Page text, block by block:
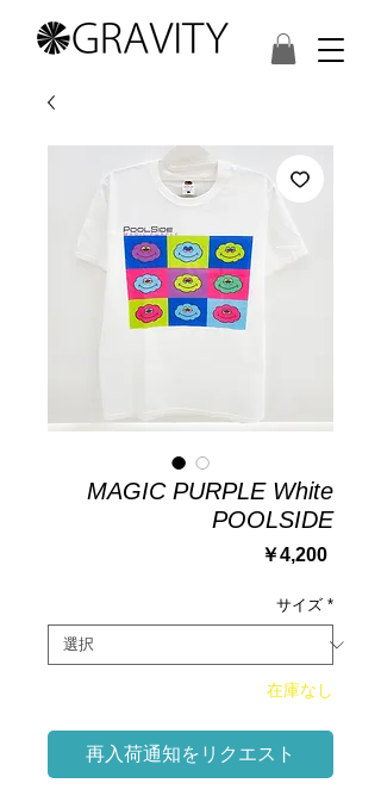
MAGIC PURPLE White
POOLSIDE
￥4,200価
サイズ *
在庫なし
再入荷通知をリクエスト